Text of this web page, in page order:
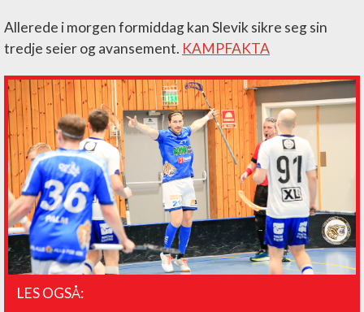
Allerede i morgen formiddag kan Slevik sikre seg sin
tredje seier og avansement. KAMPFAKTA
LES OGSÅ: